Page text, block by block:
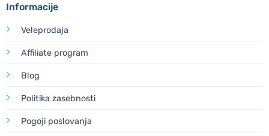
Informacije
Veleprodaja
Affiliate program
Blog
Politika zasebnosti
Pogoji poslovanja